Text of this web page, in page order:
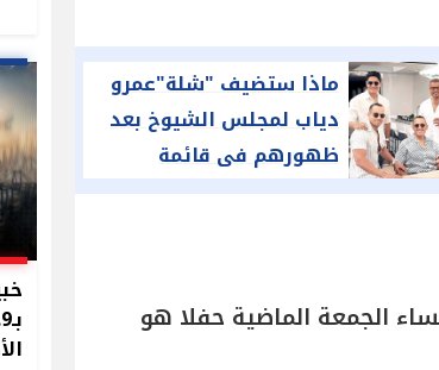
ماذا ستضيف "شلة"عمرو
دياب لمجلس الشيوخ بعد
ظهورهم فى قائمة
القاهرة والصعيد
الجمعة الماضية حفلا هو